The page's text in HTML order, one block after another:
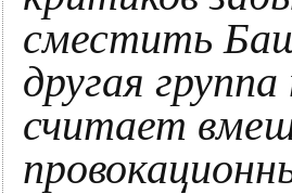
сместить
другая
считает